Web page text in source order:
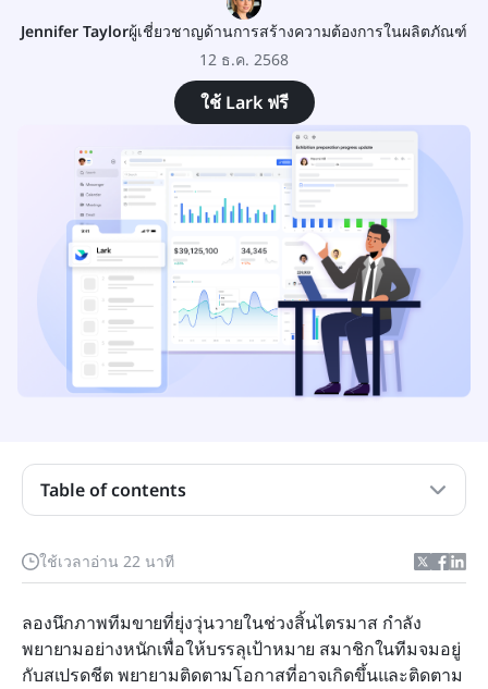
Jennifer Taylorผู้เชี่ยวชาญด้านการสร้างความต้องการในผลิตภัณฑ์
12 ธ.ค. 2568
ใช้ Lark ฟรี
ใช้เวลาอ่าน 22 นาที
ลองนึกภาพทีมขายที่ยุ่งวุ่นวายในช่วงสิ้นไตรมาส กำลัง
พยายามอย่างหนักเพื่อให้บรรลุเป้าหมาย สมาชิกในทีมจมอยู่
กับสเปรดชีต พยายามติดตามโอกาสที่อาจเกิดขึ้นและติดตาม
Table of contents
ประเด็นสำคัญ: ซอฟต์แวร์ 5 อันดับแรกสำหรับการ
สร้างโอกาสทางธุรกิจ
ทำไมการสร้างโอกาสทางธุรกิจจึงมีความสำคัญ?
ประเภทของเครื่องมือสร้างโอกาสทางธุรกิจ
การเปรียบเทียบเครื่องมือสร้างโอกาสขายที่ดีที่สุด 15